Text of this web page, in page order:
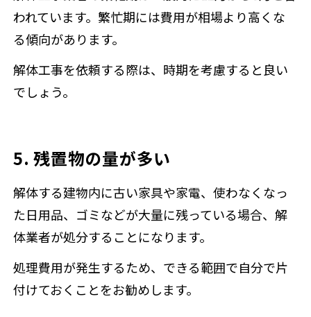
われています。繁忙期には費用が相場より高くな
る傾向があります。
解体工事を依頼する際は、時期を考慮すると良い
でしょう。
5. 残置物の量が多い
解体する建物内に古い家具や家電、使わなくなっ
た日用品、ゴミなどが大量に残っている場合、解
体業者が処分することになります。
処理費用が発生するため、できる範囲で自分で片
付けておくことをお勧めします。